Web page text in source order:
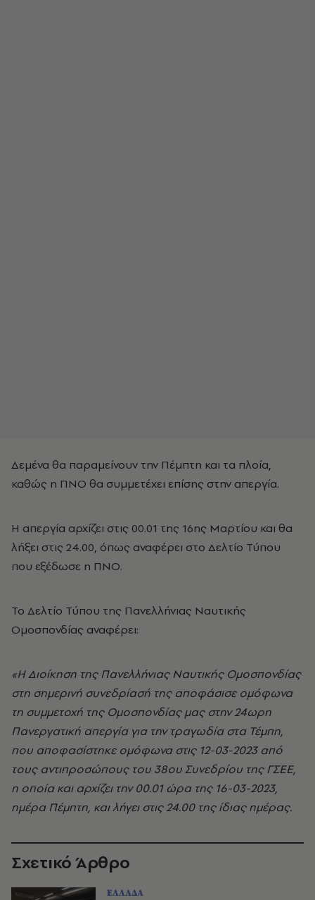
Δεμένα θα παραμείνουν την Πέμπτη και τα πλοία,
καθώς η ΠΝΟ θα συμμετέχει επίσης στην απεργία.
Η απεργία αρχίζει στις 00.01 της 16ης Μαρτίου και θα
λήξει στις 24.00, όπως αναφέρει στο Δελτίο Τύπου
που εξέδωσε η ΠΝΟ.
Το Δελτίο Τύπου της Πανελλήνιας Ναυτικής
Ομοσπονδίας αναφέρει:
«Η Διοίκηση της Πανελλήνιας Ναυτικής Ομοσπονδίας
στη σημερινή συνεδρίασή της αποφάσισε ομόφωνα
τη συμμετοχή της Ομοσπονδίας μας στην 24ωρη
Πανεργατική απεργία για την τραγωδία στα Τέμπη,
που αποφασίστηκε ομόφωνα στις 12-03-2023 από
τους αντιπροσώπους του 38ου Συνεδρίου της ΓΣΕΕ,
η οποία και αρχίζει την 00.01 ώρα της 16-03-2023,
ημέρα Πέμπτη, και λήγει στις 24.00 της ίδιας ημέρας.
Σχετικό Άρθρο
ΕΛΛΑΔΑ